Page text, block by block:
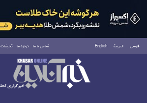
فارسی العربية English تماس با ما درباره ما تبلیغات
پنجشنبه ۱۵ مرداد ۱۴۰۵